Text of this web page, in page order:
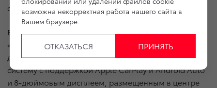
сближении.
Богатое базовое оснащение комплектации
«Престиж» включает новую приборную панель с 7-
дюймовым цветным экраном, мультимедийную
систему с поддержкой Apple CarPlay и Android Auto
и 8-дюймовым дисплеем, размещенным в центре
возможна некорректная работа нашего сайта в
Вашем браузере.
ОТКАЗАТЬСЯ ПРИНЯТЬ